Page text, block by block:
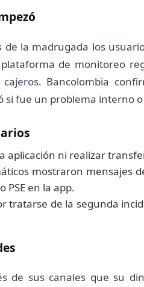
de la madrugada los
de monitoreo
Bancolombia
si fue un problema interno
aplicación ni realizar
mostraron mensajes
PSE en la app.
tratarse de la segunda
de sus canales que su